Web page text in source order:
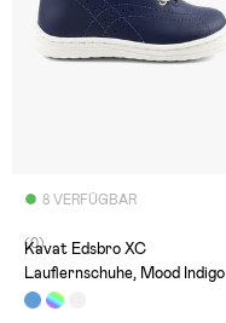
8 VERFÜGBAR
(0)
Kavat Edsbro XC
Lauflernschuhe, Mood Indigo